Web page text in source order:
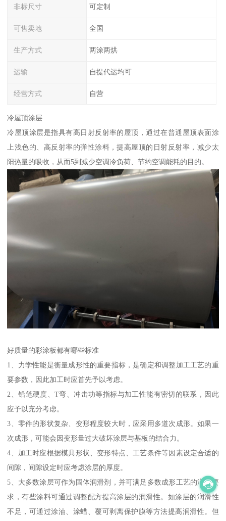
非标尺寸 可定制
可售卖地 全国
生产方式 两涂两烘
运输 自提代运均可
经营方式 自营
冷屋顶涂层
冷屋顶涂层是指具有高日射反射率的屋顶，通过在普通屋顶表面涂
上浅色的、高反射率的弹性涂料，提高屋顶的日射反射率，减少太
阳热量的吸收，从而5到减少空调冷负荷、节约空调能耗的目的。
好质量的彩涂板都有哪些标准
1、力学性能是衡量成形性的重要指标，是确定和调整加工工艺的重
要参数，因此加工时应首先予以考虑。
2、铅笔硬度、T弯、冲击功等指标与加工性能有密切的联系，因此
应予以充分考虑。
3、零件的形状复杂、变形程度较大时，应采用多道次成形。如果一
次成形，可能会因变形量过大破坏涂层与基板的结合力。
4、加工时应根据模具形状、变形特点、工艺条件等因素设定合适的
间隙，间隙设定时应考虑涂层的厚度。
5、大多数涂层可作为固体润滑剂，并可满足多数成形工艺的润滑要
求，有些涂料可通过调整配方提高涂层的润滑性。如涂层的润滑性
不足，可通过涂油、涂蜡、覆可剥离保护膜等方法提高润滑性。但